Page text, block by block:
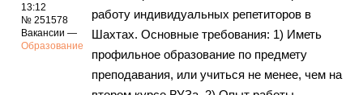
13:12
№ 251578
Вакансии —
Образование
работу индивидуальных репетиторов в
Шахтах. Основные требования: 1) Иметь
профильное образование по предмету
преподавания, или учиться не менее, чем на